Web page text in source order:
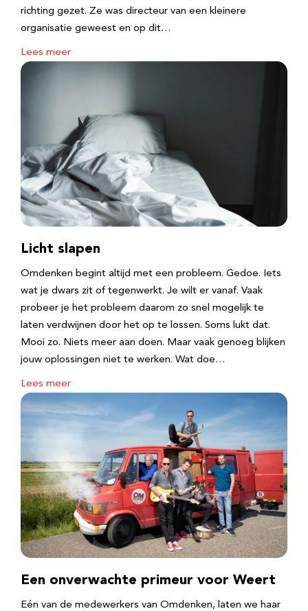
richting gezet. Ze was directeur van een kleinere
organisatie geweest en op dit…
Lees meer
Licht slapen
Omdenken begint altijd met een probleem. Gedoe. Iets
wat je dwars zit of tegenwerkt. Je wilt er vanaf. Vaak
probeer je het probleem daarom zo snel mogelijk te
laten verdwijnen door het op te lossen. Soms lukt dat.
Mooi zo. Niets meer aan doen. Maar vaak genoeg blijken
jouw oplossingen niet te werken. Wat doe…
Lees meer
Een onverwachte primeur voor Weert
Eén van de medewerkers van Omdenken, laten we haar